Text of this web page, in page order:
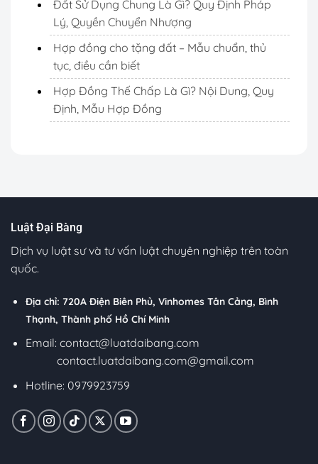
Đất Sử Dụng Chung Là Gì? Quy Định Pháp
Lý, Quyền Chuyển Nhượng
Hợp đồng cho tặng đất – Mẫu chuẩn, thủ
tục, điều cần biết
Hợp Đồng Thế Chấp Là Gì? Nội Dung, Quy
Định, Mẫu Hợp Đồng
Luật Đại Bàng
Dịch vụ luật sư và tư vấn luật chuyên nghiệp trên toàn
quốc.
Địa chỉ: 720A Điện Biên Phủ, Vinhomes Tân Cảng, Bình
Thạnh, Thành phố Hồ Chí Minh
Email: contact@luatdaibang.com
contact.luatdaibang.com@gmail.com
Hotline: 0979923759